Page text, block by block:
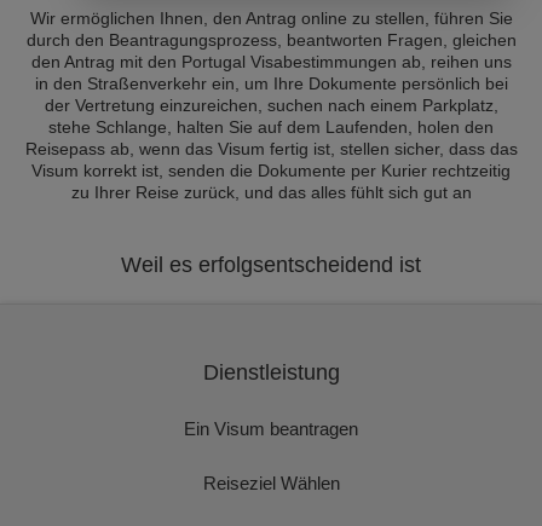
Wir ermöglichen Ihnen, den Antrag online zu stellen, führen Sie
durch den Beantragungsprozess, beantworten Fragen, gleichen
den Antrag mit den Portugal Visabestimmungen ab, reihen uns
in den Straßenverkehr ein, um Ihre Dokumente persönlich bei
der Vertretung einzureichen, suchen nach einem Parkplatz,
stehe Schlange, halten Sie auf dem Laufenden, holen den
Reisepass ab, wenn das Visum fertig ist, stellen sicher, dass das
Visum korrekt ist, senden die Dokumente per Kurier rechtzeitig
zu Ihrer Reise zurück, und das alles fühlt sich gut an
Weil es erfolgsentscheidend ist
Dienstleistung
Ein Visum beantragen
Reiseziel Wählen